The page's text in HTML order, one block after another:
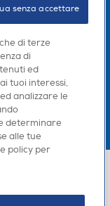
a 20156 Milano
di terze
di
ed
tuoi interessi,
analizzare le
determinare
alle tue
policy per
senza accettare